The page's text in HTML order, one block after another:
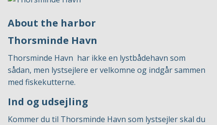
About the harbor
Thorsminde Havn
Thorsminde Havn har ikke en lystbådehavn som
sådan, men lystsejlere er velkomne og indgår sammen
med fiskekutterne.
Ind og udsejling
Kommer du til Thorsminde Havn som lystsejler skal du